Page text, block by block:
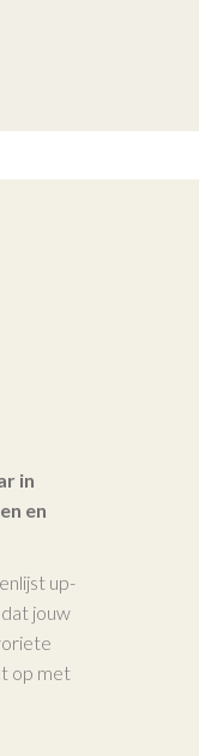
in
en
up-
jouw
op met